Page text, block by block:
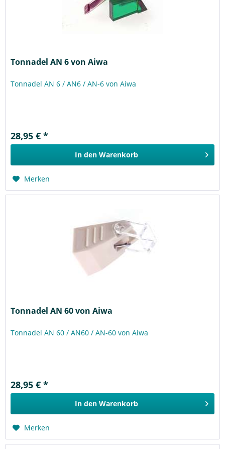
Tonnadel AN 6 von Aiwa
Tonnadel AN 6 / AN6 / AN-6 von Aiwa
28,95 € *
In den Warenkorb
Merken
Tonnadel AN 60 von Aiwa
Tonnadel AN 60 / AN60 / AN-60 von Aiwa
28,95 € *
In den Warenkorb
Merken